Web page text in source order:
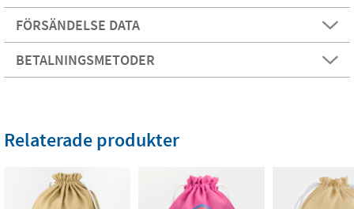
FÖRSÄNDELSE DATA
BETALNINGSMETODER
Relaterade produkter